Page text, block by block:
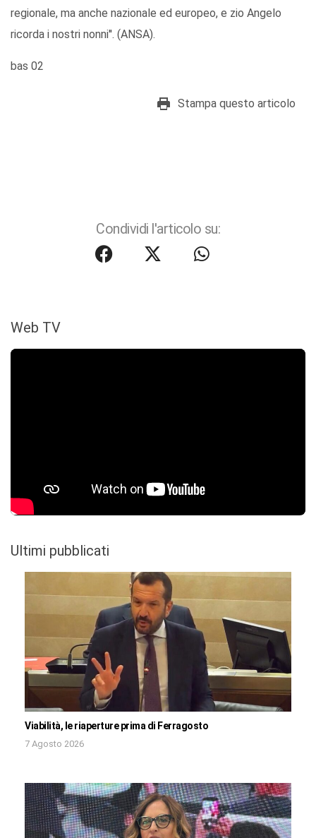
regionale, ma anche nazionale ed europeo, e zio Angelo
ricorda i nostri nonni''. (ANSA).
bas 02
Stampa questo articolo
Condividi l'articolo su:
Web TV
Ultimi pubblicati
Viabilità, le riaperture prima di Ferragosto
7 Agosto 2026